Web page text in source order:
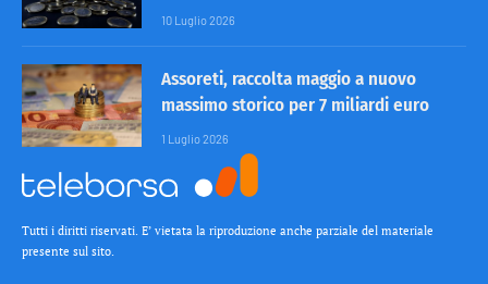
10 Luglio 2026
Assoreti, raccolta maggio a nuovo
massimo storico per 7 miliardi euro
1 Luglio 2026
Tutti i diritti riservati. E’ vietata la riproduzione anche parziale del materiale
presente sul sito.